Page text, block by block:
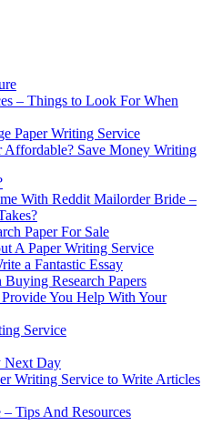
– Things to Look For When
Paper Writing Service
Save Money Writing
With Reddit Mailorder Bride –
Paper For Sale
A Paper Writing Service
a Fantastic Essay
Research Papers
You Help With Your
Service
Next Day
Writing Service to Write Articles
– Tips And Resources